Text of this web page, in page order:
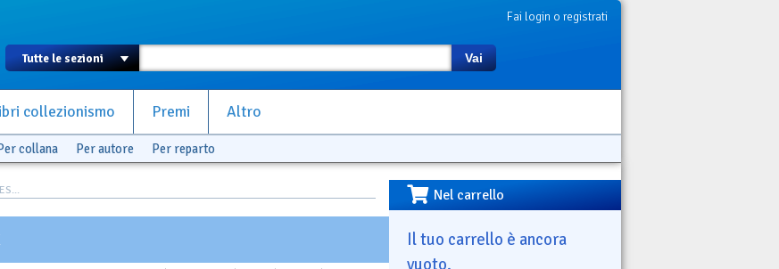
Fai login o registrati
Vai
collezionismo Premi Altro
collana Per autore Per reparto
Nel carrello
Il tuo carrello è ancora
vuoto.